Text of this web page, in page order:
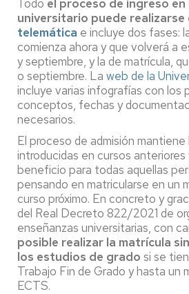
Todo el proceso de ingreso
universitario puede realizarse
telemática e incluye dos fases:
comienza ahora y que volverá a
y septiembre, y la de matrícula,
o septiembre. La web de la
incluye varias infografías con los
conceptos, fechas y
necesarios.
El proceso de admisión
introducidas en cursos
beneficio para todas aquellas
pensando en matricularse en un
curso próximo. En concreto y
del Real Decreto 822/2021 de
enseñanzas universitarias, con
posible realizar la matrícula
los estudios de grado si se
Trabajo Fin de Grado y hasta un
ECTS.